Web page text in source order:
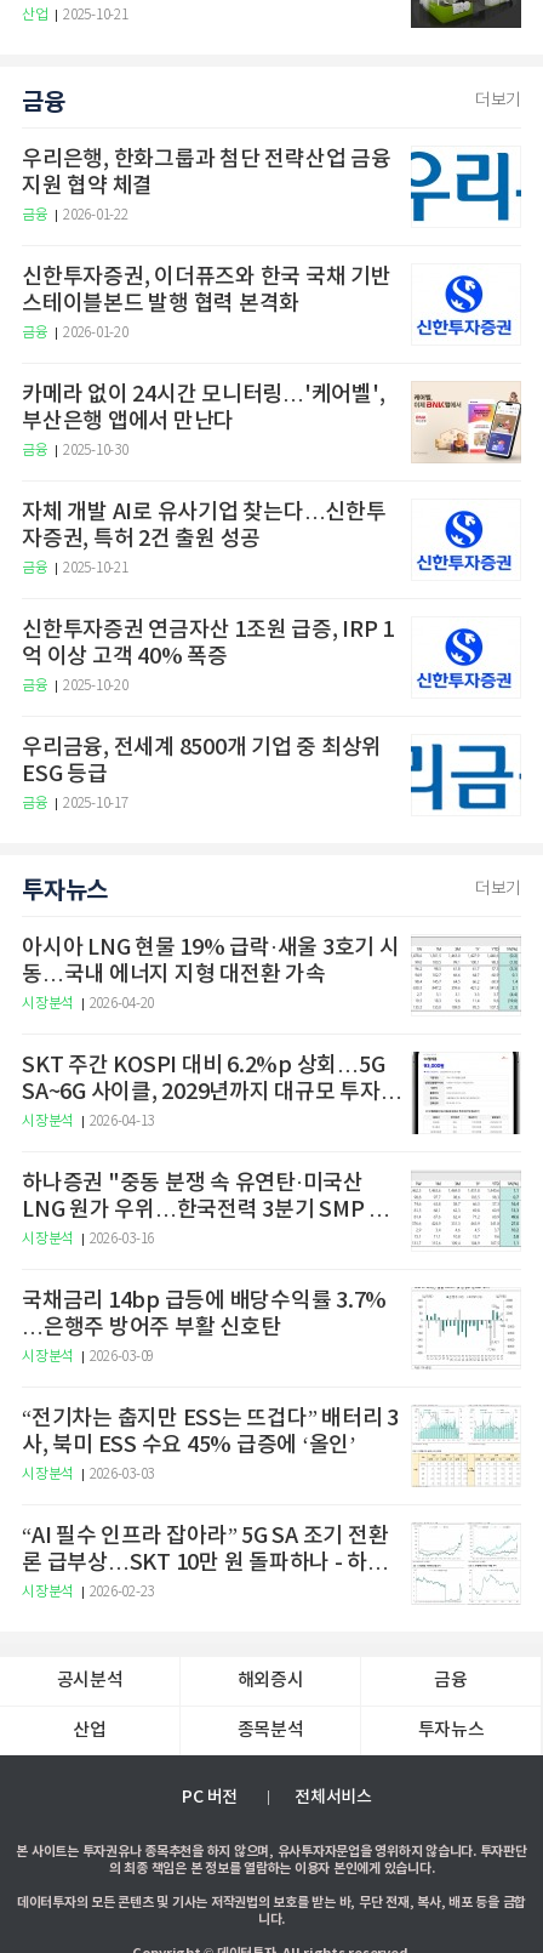
산업 2025-10-21
금융 더보기
우리은행, 한화그룹과 첨단 전략산업 금융
지원 협약 체결
금융 2026-01-22
신한투자증권, 이더퓨즈와 한국 국채 기반
스테이블본드 발행 협력 본격화
금융 2026-01-20
카메라 없이 24시간 모니터링…'케어벨',
부산은행 앱에서 만난다
금융 2025-10-30
자체 개발 AI로 유사기업 찾는다…신한투
자증권, 특허 2건 출원 성공
금융 2025-10-21
신한투자증권 연금자산 1조원 급증, IRP 1
억 이상 고객 40% 폭증
금융 2025-10-20
우리금융, 전세계 8500개 기업 중 최상위
ESG 등급
금융 2025-10-17
투자뉴스 더보기
아시아 LNG 현물 19% 급락·새울 3호기 시
동…국내 에너지 지형 대전환 가속
시장분석 2026-04-20
SKT 주간 KOSPI 대비 6.2%p 상회…5G
SA~6G 사이클, 2029년까지 대규모 투자
예고
시장분석 2026-04-13
하나증권 "중동 분쟁 속 유연탄·미국산
LNG 원가 우위…한국전력 3분기 SMP 상
승 전망"
시장분석 2026-03-16
국채금리 14bp 급등에 배당수익률 3.7%
…은행주 방어주 부활 신호탄
시장분석 2026-03-09
“전기차는 춥지만 ESS는 뜨겁다” 배터리 3
사, 북미 ESS 수요 45% 급증에 ‘올인’
시장분석 2026-03-03
“AI 필수 인프라 잡아라” 5G SA 조기 전환
론 급부상…SKT 10만 원 돌파하나 - 하나
증권
시장분석 2026-02-23
공시분석 해외증시 금융
산업 종목분석 투자뉴스
PC 버전 전체서비스
본 사이트는 투자권유나 종목추천을 하지 않으며, 유사투자자문업을 영위하지 않습니다. 투자판단
의 최종 책임은 본 정보를 열람하는 이용자 본인에게 있습니다.
데이터투자의 모든 콘텐츠 및 기사는 저작권법의 보호를 받는 바, 무단 전재, 복사, 배포 등을 금합
니다.